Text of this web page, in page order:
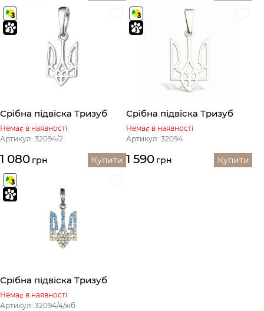
Срібна підвіска Тризуб
Немає в наявності
Артикул: 32094/2
1 080 грн Купити
Срібна підвіска Тризуб
Немає в наявності
Артикул: 32094
1 590 грн Купити
Срібна підвіска Тризуб
Немає в наявності
Артикул: 32094/4/жб